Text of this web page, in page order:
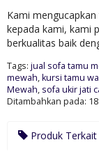
Kami
kepada kami, kami
berkualitas baik
Tags: jual sofa tamu
mewah,kursi tamu
Mewah, sofa ukir jati
Ditambahkan pada:
Produk Terkait